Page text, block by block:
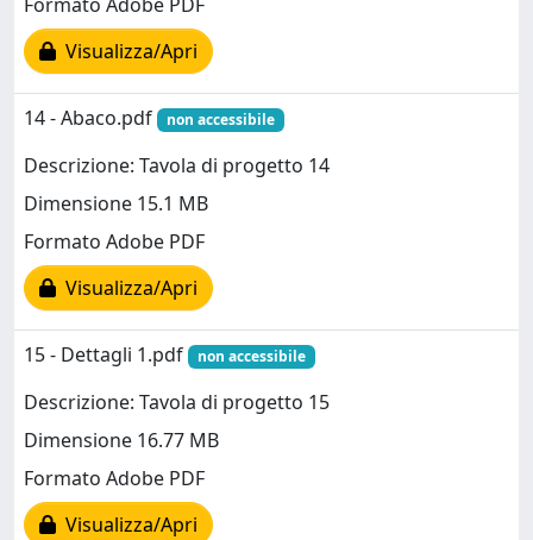
Visualizza/Apri
14 - Abaco.pdf non accessibile
Descrizione: Tavola di progetto 14
Dimensione 15.1 MB
Formato Adobe PDF
Visualizza/Apri
15 - Dettagli 1.pdf non accessibile
Descrizione: Tavola di progetto 15
Dimensione 16.77 MB
Formato Adobe PDF
Visualizza/Apri